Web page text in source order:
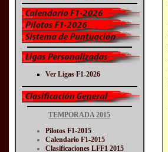
Ver Ligas F1-2026
TEMPORADA 2015
Pilotos F1-2015
Calendario F1-2015
Clasificaciones LFF1 2015